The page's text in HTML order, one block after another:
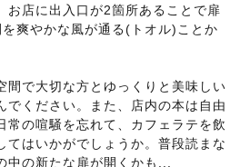
お店に出入口が2箇所あることで扉
爽やかな風が通る(トオル)ことか
間で大切な方とゆっくりと美味しい
でください。また、店内の本は自由
常の喧騒を忘れて、カフェラテを飲
てはいかがでしょうか。普段読まな
中の新たな扉が開くかも...